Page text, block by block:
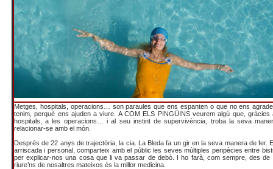
Metges, hospitals, operacions… son paraules que ens espanten o que no ens
tenim, perquè ens ajuden a viure. A COM ELS PINGÜINS veurem algú que, gràcies
hospitals, a les operacions… i al seu instint de supervivència, troba la seva
relacionar-se amb el món.
Després de 22 anys de trajectòria, la cia. La Bleda fa un gir en la seva manera de fer.
arriscada i personal, comparteix amb el públic les seves múltiples peripècies entre
per explicar-nos una cosa que li va passar de debò. I ho farà, com sempre, des de
riure’ns de nosaltres mateixos és la millor medicina.